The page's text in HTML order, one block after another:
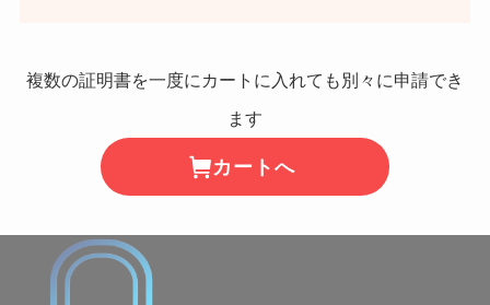
複数の証明書を一度にカートに入れても別々に申請でき
ます
カートへ